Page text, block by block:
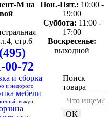
М на
стр.6
00-72
Пон.-Пят.: 10:00 -
19:00
Суббота: 11:00 -
17:00
Воскресенье:
выходной
и сборка
и недорого
мебели
выкуп
Поиск
товара
ОК